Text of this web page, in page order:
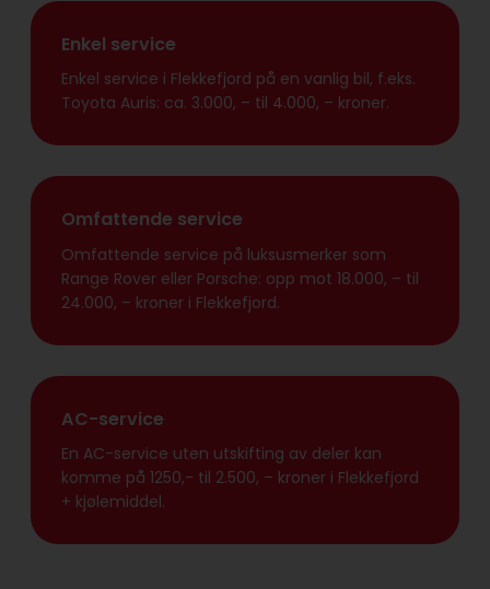
Enkel service
Enkel service i Flekkefjord på en vanlig bil, f.eks.
Toyota Auris: ca. 3.000, – til 4.000, – kroner.
Omfattende service
Omfattende service på luksusmerker som
Range Rover eller Porsche: opp mot 18.000, – til
24.000, – kroner i Flekkefjord.
AC-service
En AC-service uten utskifting av deler kan
komme på 1250,- til 2.500, – kroner i Flekkefjord
+ kjølemiddel.